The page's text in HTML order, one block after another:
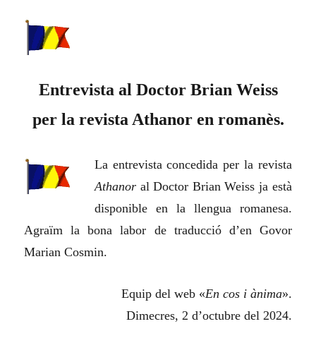
Entrevista al Doctor Brian Weiss
per la revista Athanor en romanès.
La entrevista concedida per la revista
Athanoral Doctor Brian Weiss ja està
disponible en la llengua romanesa.
Agraïm la bona labor de traducció d’en Govor
Marian Cosmin.
Equip del web «En cos i ànima».
Dimecres, 2 d’octubre del 2024.